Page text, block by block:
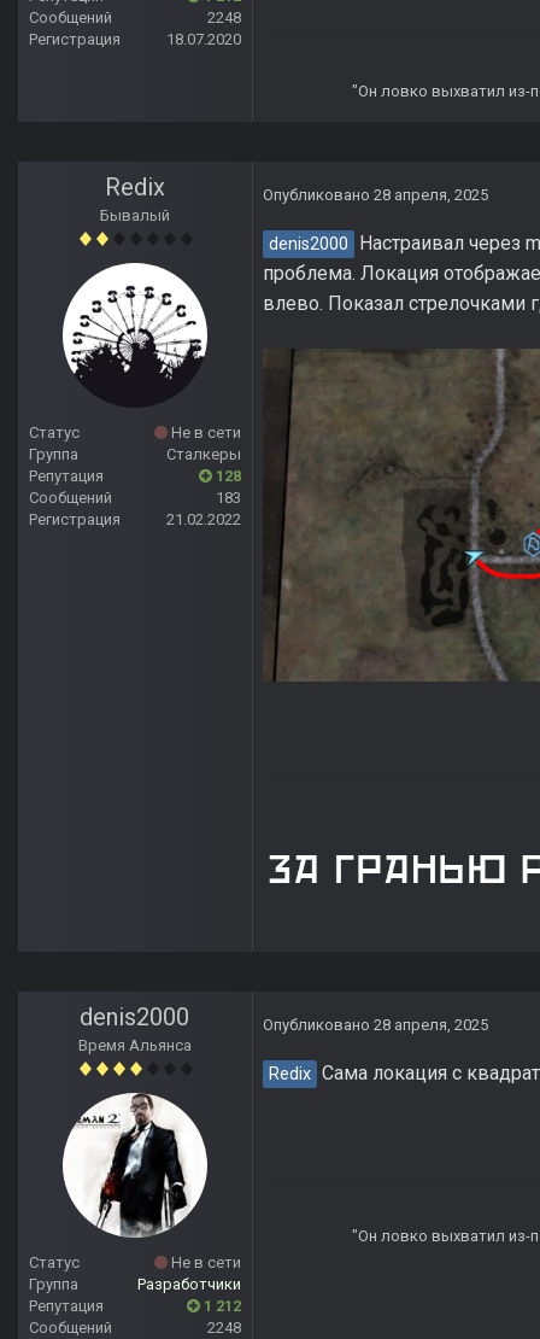
Сообщений
2248
Регистрация
18.07.2020
"Он ловко выхватил из-
Redix
Бывалый
Статус
Не в сети
Группа
Сталкеры
Репутация
128
Сообщений
183
Регистрация
21.02.2022
Опубликовано 28 апреля, 2025
denis2000
Настраивал через
проблема. Локация
влево. Показал
denis2000
Время Альянса
Статус
Не в сети
Группа
Разработчики
Репутация
1 212
Сообщений
2248
Опубликовано 28 апреля, 2025
Redix Сама локация с
"Он ловко выхватил из-